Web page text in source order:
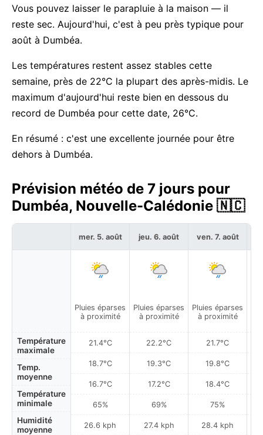
Vous pouvez laisser le parapluie à la maison — il
reste sec. Aujourd'hui, c'est à peu près typique pour
août à Dumbéa.
Les températures restent assez stables cette
semaine, près de 22°C la plupart des après-midis. Le
maximum d'aujourd'hui reste bien en dessous du
record de Dumbéa pour cette date, 26°C.
En résumé : c'est une excellente journée pour être
dehors à Dumbéa.
Prévision météo de 7 jours pour
Dumbéa, Nouvelle-Calédonie 🇳🇨
Température
maximale
Temp.
moyenne
Température
minimale
Humidité
moyenne
mer. 5. août
Pluies éparses
à proximité
21.4°C
18.7°C
16.7°C
65%
26.6 kph
jeu. 6. août
Pluies éparses
à proximité
22.2°C
19.3°C
17.2°C
69%
27.4 kph
ven. 7. août
Pluies éparses
à proximité
21.7°C
19.8°C
18.4°C
75%
28.4 kph